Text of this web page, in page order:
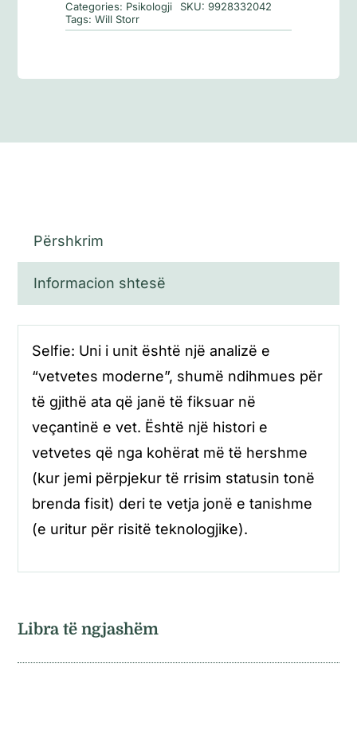
Categories: Psikologji SKU:9928332042
Tags:Will Storr
Përshkrim
Informacion shtesë
Selfie: Uni i unit është një analizë e
“vetvetes moderne”, shumë ndihmues për
të gjithë ata që janë të fiksuar në
veçantinë e vet. Është një histori e
vetvetes që nga kohërat më të hershme
(kur jemi përpjekur të rrisim statusin tonë
brenda fisit) deri te vetja jonë e tanishme
(e uritur për risitë teknologjike).
Libra të ngjashëm